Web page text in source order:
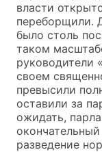
власти
переборщили.
было столь
таком
руководители
своем
превысили
оставили за
ожидать,
разведение